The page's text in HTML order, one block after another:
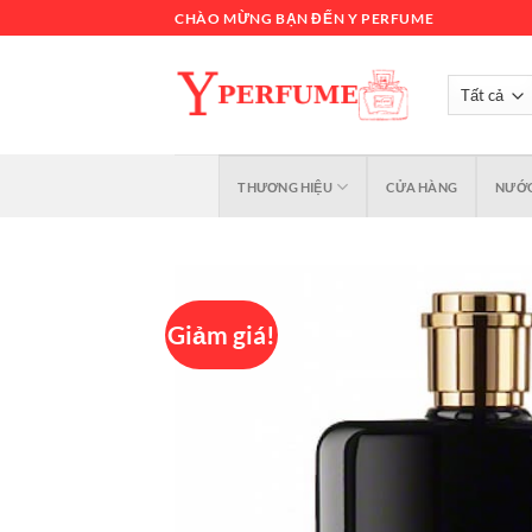
đến
CHÀO MỪNG BẠN ĐẾN Y PERFUME
THƯƠNG HIỆU CỬA HÀNG
Giảm giá!